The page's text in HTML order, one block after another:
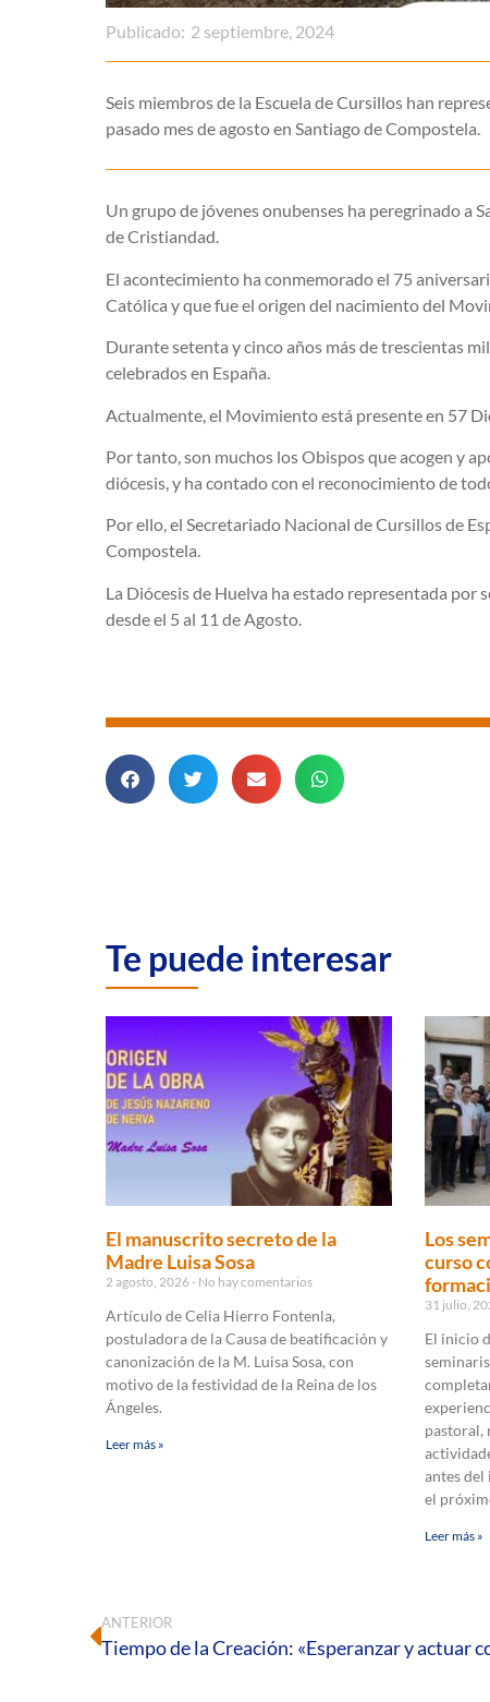
Publicado: 2 septiembre, 2024
Seis miembros de la Escuela de Cursillos han
pasado mes de agosto en Santiago de Compostela.
Un grupo de jóvenes onubenses ha peregrinado a
de Cristiandad.
El acontecimiento ha conmemorado el 75
Católica y que fue el origen del nacimiento del
Durante setenta y cinco años más de trescientas
celebrados en España.
Actualmente, el Movimiento está presente en 57
Por tanto, son muchos los Obispos que acogen y
diócesis, y ha contado con el reconocimiento de
Por ello, el Secretariado Nacional de Cursillos de
Compostela.
La Diócesis de Huelva ha estado representada por
desde el 5 al 11 de Agosto.
Te puede interesar
El manuscrito secreto de la
Madre Luisa Sosa
2 agosto, 2026 No hay comentarios
Artículo de Celia Hierro Fontenla,
postuladora de la Causa de beatificación y
canonización de la M. Luisa Sosa, con
motivo de la festividad de la Reina de los
Ángeles.
Leer más »
Los
curso
31 julio,
El inicio
pastoral,
antes
el
Leer más »
ANTERIOR
Tiempo de la Creación: «Esperanzar y actuar